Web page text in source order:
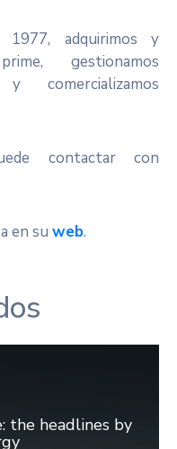
adquirimos y
gestionamos
comercializamos
contactar con
en su web.
the headlines by